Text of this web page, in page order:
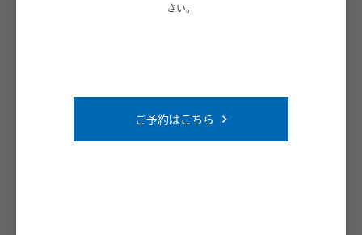
さい。
ご予約はこちら